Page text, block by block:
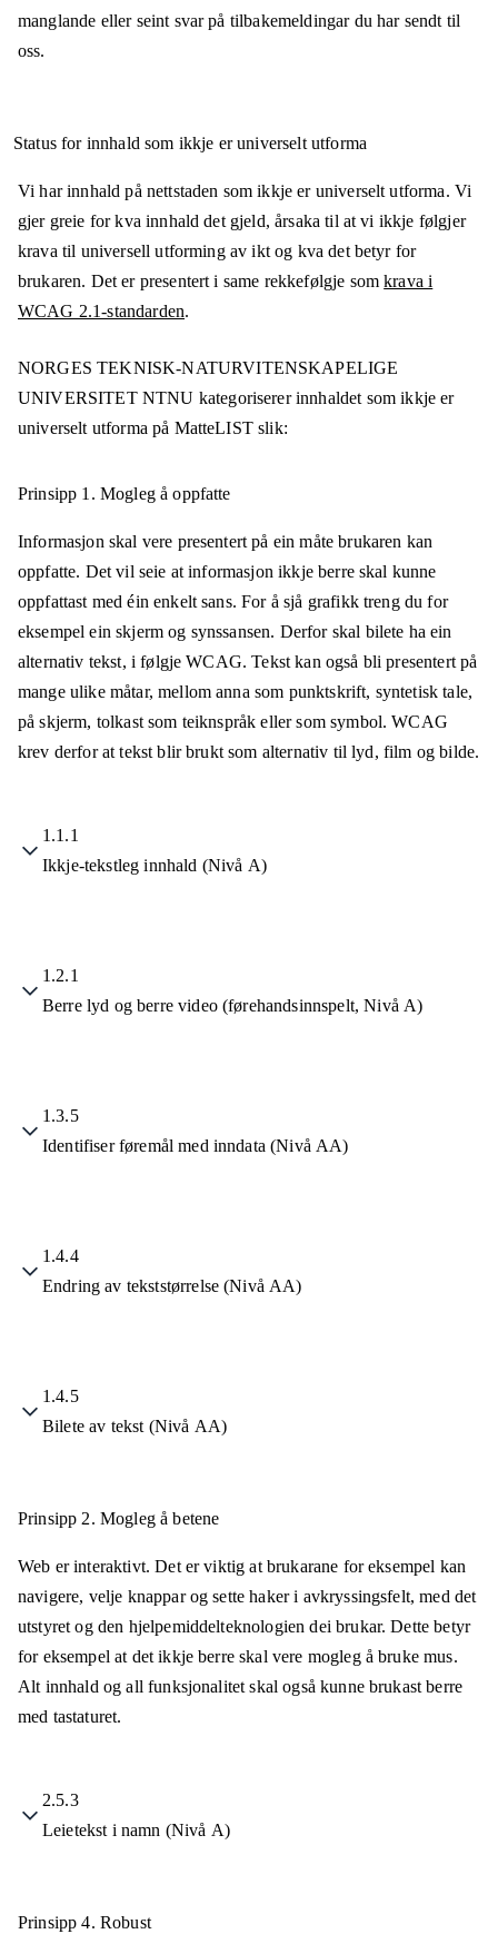
manglande eller seint svar på tilbakemeldingar du har sendt til
oss.
Status for innhald som ikkje er universelt utforma
Vi har innhald på nettstaden som ikkje er universelt utforma. Vi
gjer greie for kva innhald det gjeld, årsaka til at vi ikkje følgjer
krava til universell utforming av ikt og kva det betyr for
brukaren. Det er presentert i same rekkefølgje somkrava i
WCAG 2.1-standarden.
NORGES TEKNISK-NATURVITENSKAPELIGE
UNIVERSITET NTNU kategoriserer innhaldet som ikkje er
universelt utforma på MatteLISTslik:
Prinsipp 1. Mogleg å oppfatte
Informasjon skal vere presentert på ein måte brukaren kan
oppfatte. Det vil seie at informasjon ikkje berre skal kunne
oppfattast med éin enkelt sans. For å sjå grafikk treng du for
eksempel ein skjerm og synssansen. Derfor skal bilete ha ein
alternativ tekst, i følgje WCAG. Tekst kan også bli presentert på
mange ulike måtar, mellom anna som punktskrift, syntetisk tale,
på skjerm, tolkast som teiknspråk eller som symbol. WCAG
krev derfor at tekst blir brukt som alternativ til lyd, film og bilde.
1.1.1
Ikkje-tekstleg innhald (Nivå A)
1.2.1
Berre lyd og berre video (førehandsinnspelt, Nivå A)
1.3.5
Identifiser føremål med inndata (Nivå AA)
1.4.4
Endring av tekststørrelse (Nivå AA)
1.4.5
Bilete av tekst (Nivå AA)
Prinsipp 2. Mogleg å betene
Web er interaktivt. Det er viktig at brukarane for eksempel kan
navigere, velje knappar og sette haker i avkryssingsfelt, med det
utstyret og den hjelpemiddelteknologien dei brukar. Dette betyr
for eksempel at det ikkje berre skal vere mogleg å bruke mus.
Alt innhald og all funksjonalitet skal også kunne brukast berre
med tastaturet.
2.5.3
Leietekst i namn (Nivå A)
Prinsipp 4. Robust